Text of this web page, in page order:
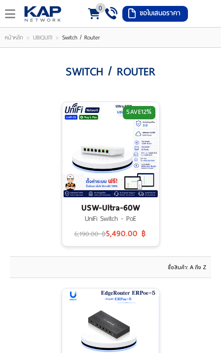
LOGIN
REGISTER
รับ
0 ขอใบเสนอราคา
หน้าหลัก > UBIQUITI > Switch / Router
SWITCH / ROUTER
USW-Ultra-60W
UniFi Switch - PoE
6,190.00 ฿5,490.00 ฿
SAVE12%